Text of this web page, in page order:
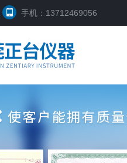
手机：13712469056